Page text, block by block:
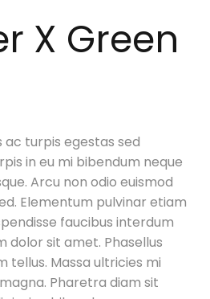
X Green
ac turpis egestas sed
in eu mi bibendum neque
Arcu non odio euismod
Elementum pulvinar etiam
faucibus interdum
dolor sit amet. Phasellus
tellus. Massa ultricies mi
Pharetra diam sit